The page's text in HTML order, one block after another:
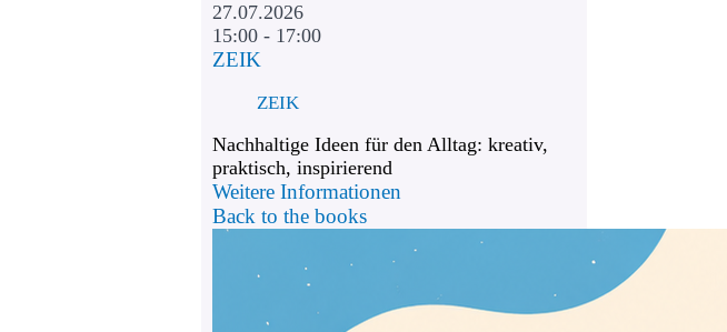
27.07.2026
15:00 - 17:00
ZEIK
ZEIK
Nachhaltige Ideen für den Alltag: kreativ,
praktisch, inspirierend
Weitere Informationen
Back to the books